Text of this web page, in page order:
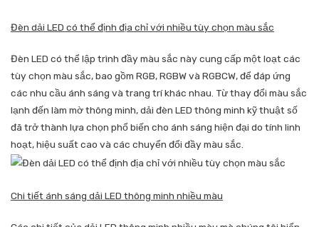
Đèn dải LED có thể định địa chỉ với nhiều tùy chọn màu sắc
Đèn LED có thể lập trình đầy màu sắc này cung cấp một loạt các
tùy chọn màu sắc, bao gồm RGB, RGBW và RGBCW, để đáp ứng
các nhu cầu ánh sáng và trang trí khác nhau. Từ thay đổi màu sắc
lạnh đến làm mờ thông minh, dải đèn LED thông minh kỹ thuật số
đã trở thành lựa chọn phổ biến cho ánh sáng hiện đại do tính linh
hoạt, hiệu suất cao và các chuyển đổi đầy màu sắc.
Chi tiết ánh sáng dải LED thông minh nhiều màu